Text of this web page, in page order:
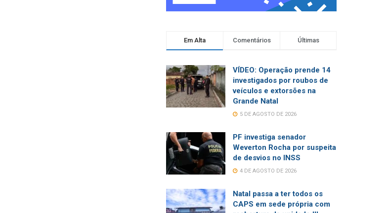
Em Alta Comentários Últimas
VÍDEO: Operação prende 14
investigados por roubos de
veículos e extorsões na
Grande Natal
5 DE AGOSTO DE 2026
PF investiga senador
Weverton Rocha por suspeita
de desvios no INSS
4 DE AGOSTO DE 2026
Natal passa a ter todos os
CAPS em sede própria com